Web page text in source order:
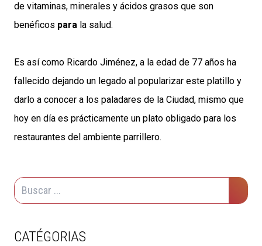
de vitaminas, minerales y ácidos grasos que son
benéficos para la salud.
Es así como Ricardo Jiménez, a la edad de 77 años ha
fallecido dejando un legado al popularizar este platillo y
darlo a conocer a los paladares de la Ciudad, mismo que
hoy en día es prácticamente un plato obligado para los
restaurantes del ambiente parrillero.
CATÉGORIAS